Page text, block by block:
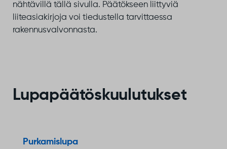
nähtävillä tällä sivulla. Päätökseen liittyviä
liiteasiakirjoja voi tiedustella tarvittaessa
rakennusvalvonnasta.
Lupapäätöskuulutukset
PurkamislupaUlkoinen linkki